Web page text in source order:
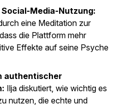
Media-Nutzung:
eine Meditation zur
die Plattform mehr
Effekte auf seine Psyche
authentischer
Ilja diskutiert, wie wichtig es
nutzen, die echte und